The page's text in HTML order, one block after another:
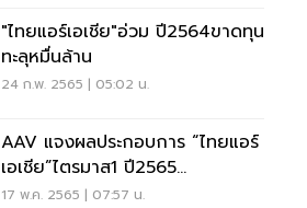
"ไทยแอร์เอเชีย"อ่วม ปี2564ขาดทุน
ทะลุหมื่นล้าน
24 ก.พ. 2565 | 05:02 น.
AAV แจงผลประกอบการ “ไทยแอร์
เอเชีย”ไตรมาส1 ปี2565
ขาดทุน2,370.6 ล้านบาท
17 พ.ค. 2565 | 07:57 น.